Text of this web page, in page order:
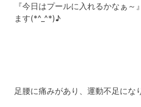
『今日はプールに入れるかなぁ～
ます(*^_^*)♪
足腰に痛みがあり、運動不足にな